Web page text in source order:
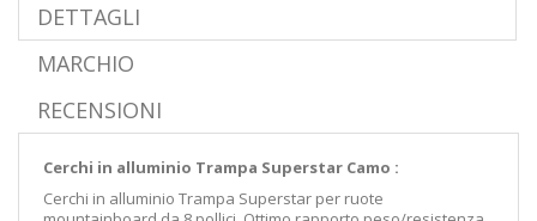
DETTAGLI
MARCHIO
RECENSIONI
Cerchi in alluminio Trampa Superstar Camo :
Cerchi in alluminio Trampa Superstar per ruote